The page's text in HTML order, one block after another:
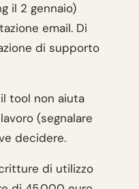
il 2 gennaio)
email. Di
di supporto
tool non aiuta
(segnalare
decidere.
di utilizzo